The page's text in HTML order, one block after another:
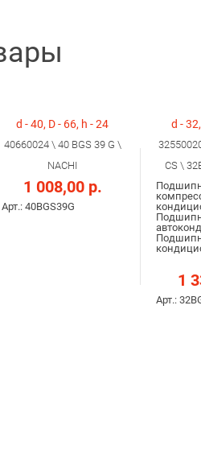
d - 40, D - 66, h - 24
40660024 \ 40 BGS 39 G \
NACHI
1 008,00 р.
Арт.: 40BGS39G
d -
CS \
1
Арт.: